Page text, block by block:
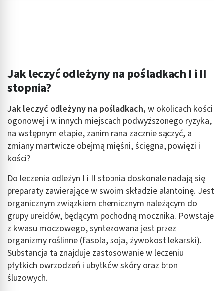
Jak leczyć odleżyny na pośladkach I i II
stopnia?
Jak leczyć odleżyny na pośladkach, w okolicach kości
ogonowej i w innych miejscach podwyższonego ryzyka,
na wstępnym etapie, zanim rana zacznie sączyć, a
zmiany martwicze obejmą mięśni, ścięgna, powięzi i
kości?
Do leczenia odleżyn I i II stopnia doskonale nadają się
preparaty zawierające w swoim składzie alantoinę. Jest
organicznym związkiem chemicznym należącym do
grupy ureidów, będącym pochodną mocznika. Powstaje
z kwasu moczowego, syntezowana jest przez
organizmy roślinne (fasola, soja, żywokost lekarski).
Substancja ta znajduje zastosowanie w leczeniu
płytkich owrzodzeń i ubytków skóry oraz błon
śluzowych.
Wykorzystanie profili do wyboru
spersonalizowanych reklam
Tworzenie profili w celu personalizacji treści
Wykorzystywanie profili w celu doboru
spersonalizowanych treści
Pomiar efektywności reklam
Pomiar efektywności treści
Rozumienie odbiorców dzięki statystyce lub
kombinacji danych z różnych źródeł
Rozwój i ulepszanie usług
Wykorzystywanie ograniczonych danych do
wyboru treści
Funkcje specjalne IAB:
Użycie dokładnych danych geolokalizacyjnych